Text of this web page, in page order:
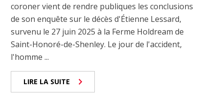
coroner vient de rendre publiques les conclusions
de son enquête sur le décès d'Étienne Lessard,
survenu le 27 juin 2025 à la Ferme Holdream de
Saint-Honoré-de-Shenley. Le jour de l'accident,
l'homme ...
LIRE LA SUITE